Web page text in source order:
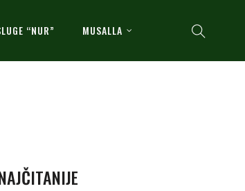
“NUR” MUSALLA